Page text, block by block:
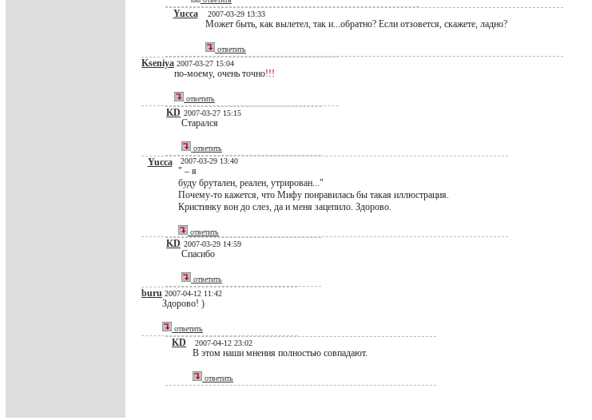
Yucca 2007-03-29 13:33
Может быть, как вылетел, так и...обратно? Если отзовется, скажете, ладно?
ответить
Kseniya 2007-03-27 15:04
по-моему, очень точно!!!
ответить
KD 2007-03-27 15:15
Старался
ответить
Yucca 2007-03-29 13:40
" – я
буду брутален, реален, утрирован..."
Почему-то кажется, что Мифу понравилась бы такая иллюстрация.
Кристинку вон до слез, да и меня зацепило. Здорово.
ответить
KD 2007-03-29 14:59
Спасибо
ответить
buru 2007-04-12 11:42
Здорово! )
ответить
KD 2007-04-12 23:02
В этом наши мнения полностью совпадают.
ответить